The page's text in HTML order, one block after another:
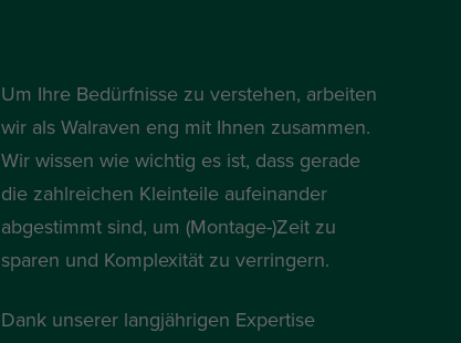
Um Ihre Bedürfnisse zu verstehen, arbeiten
wir als Walraven eng mit Ihnen zusammen.
Wir wissen wie wichtig es ist, dass gerade
die zahlreichen Kleinteile aufeinander
abgestimmt sind, um (Montage-)Zeit zu
sparen und Komplexität zu verringern.
Dank unserer langjährigen Expertise